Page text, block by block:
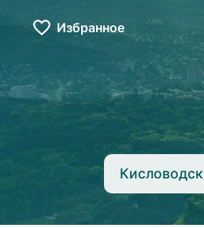
Избранное
Кисловодск